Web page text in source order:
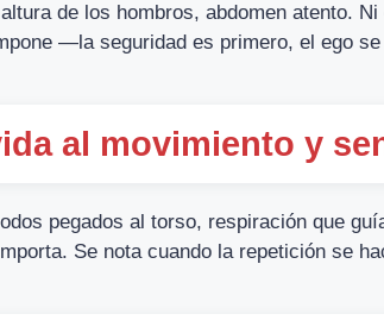
de los hombros, abdomen atento.
—la seguridad es primero, el ego
al movimiento y
pegados al torso, respiración que
Se nota cuando la repetición se